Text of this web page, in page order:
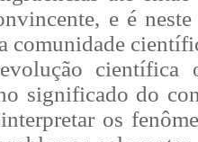
e é
comunidade
científica
significado do
os